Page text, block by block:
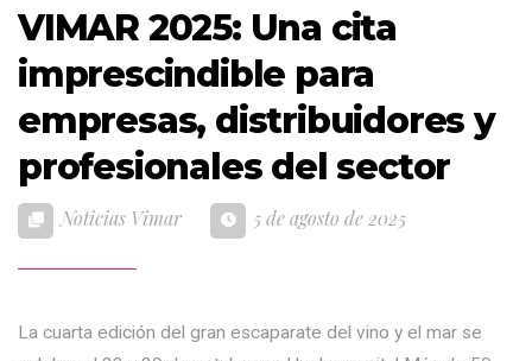
VIMAR 2025: Una cita
imprescindible para
empresas, distribuidores y
profesionales del sector
Noticias Vimar 5 de agosto de 2025
La cuarta edición del gran escaparate del vino y el mar se